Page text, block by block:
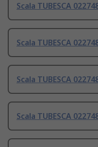
Scala TUBESCA
Scala TUBESCA
Scala TUBESCA
Scala TUBESCA